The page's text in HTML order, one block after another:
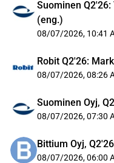
Suominen
(eng.)
08/07/2026, 10:41
Robit Q2'26:
08/07/2026, 08:26
Suominen Oyj,
08/07/2026, 07:30
Bittium Oyj, Q2'26
08/07/2026, 06:00